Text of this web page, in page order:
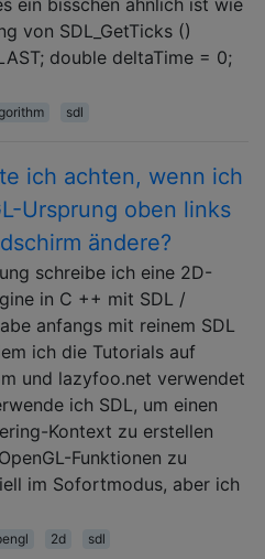
von SDL_GetTicks ()
double deltaTime = 0;
sdl
ich achten, wenn ich
Ursprung oben links
ändere?
schreibe ich eine 2D-
in C ++ mit SDL /
anfangs mit reinem SDL
ich die Tutorials auf
und lazyfoo.net verwendet
ich SDL, um einen
Kontext zu erstellen
Funktionen zu
im Sofortmodus, aber ich
2d sdl